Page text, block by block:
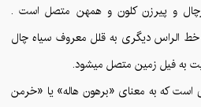
و پیرزن کلون و همهن متصل است .
الراس دیگری به قلل معروف سیاه چال
به فیل زمین متصل میشود.
است که به معنای «برهون هاله» یا «خرمن